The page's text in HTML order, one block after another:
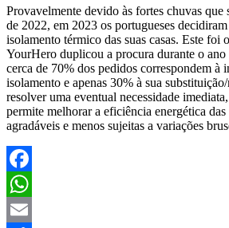
Provavelmente devido às fortes chuvas
de 2022, em 2023 os portugueses
isolamento térmico das suas casas. Este foi
YourHero duplicou a procura durante o ano
cerca de 70% dos pedidos correspondem à
isolamento e apenas 30% à sua
resolver uma eventual necessidade
permite melhorar a eficiência energética das
agradáveis e menos sujeitas a variações
Facebook
WhatsApp